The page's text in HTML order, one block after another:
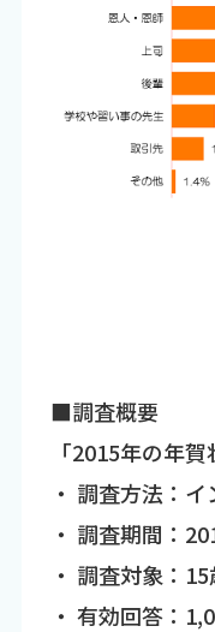
■調査概要
「2015年の年
・ 調査方法：
・ 調査期間：
・ 調査対象：
・ 有効回答：